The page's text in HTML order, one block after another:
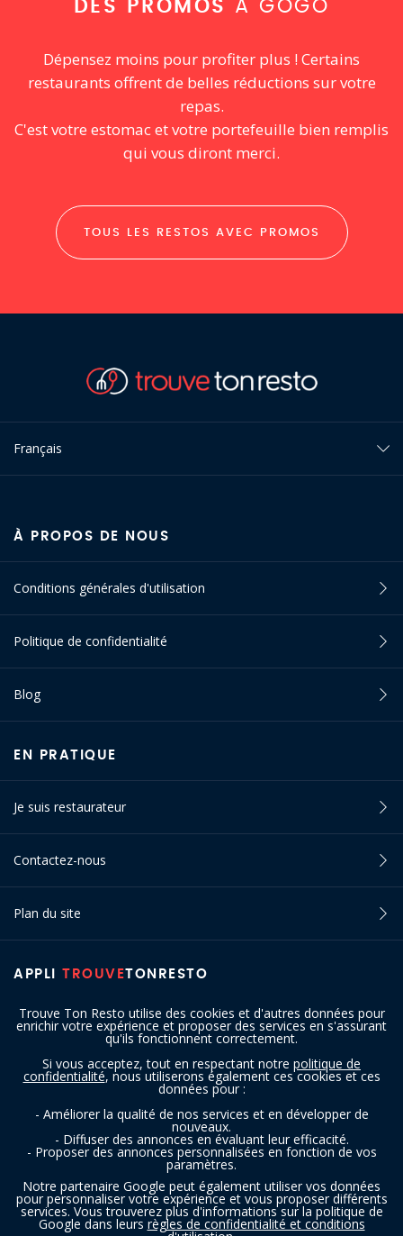
DES PROMOS À GOGO
Dépensez moins pour profiter plus ! Certains
restaurants offrent de belles réductions sur votre
repas.
C'est votre estomac et votre portefeuille bien remplis
qui vous diront merci.
TOUS LES RESTOS AVEC PROMOS
Trouve Ton Resto utilise des cookies et d'autres données pour
enrichir votre expérience et proposer des services en s'assurant
qu'ils fonctionnent correctement.
Si vous acceptez, tout en respectant notre politique de
confidentialité, nous utiliserons également ces cookies et ces
données pour :
- Améliorer la qualité de nos services et en développer de
nouveaux.
- Diffuser des annonces en évaluant leur efficacité.
- Proposer des annonces personnalisées en fonction de vos
paramètres.
Notre partenaire Google peut également utiliser vos données
pour personnaliser votre expérience et vous proposer différents
services. Vous trouverez plus d'informations sur la politique de
Google dans leurs règles de confidentialité et conditions
Français
APPLI TROUVETONRESTO
À PROPOS DE NOUS
Conditions générales d'utilisation
Politique de confidentialité
Blog
EN PRATIQUE
Je suis restaurateur
Contactez-nous
Plan du site
SUIVEZ-NOUS
Copyright © 2016 - 2026 trouvetonresto.be ‐ Tous droits réservés | JDC